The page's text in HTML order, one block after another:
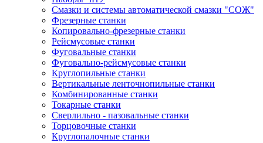
Смазки и системы автоматической смазки "СОЖ"
Фрезерные станки
Копировально-фрезерные станки
Рейсмусовые станки
Фуговальные станки
Фуговально-рейсмусовые станки
Круглопильные станки
Вертикальные ленточнопильные станки
Комбинированные станки
Токарные станки
Сверлильно - пазовальные станки
Торцовочные станки
Круглопалочные станки